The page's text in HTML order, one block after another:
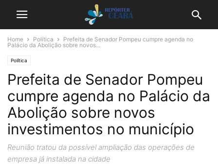
Home Política
Prefeita de Senador Pompeu cumpre agenda no
Palácio da Abolição sobre novos...
Política
Prefeita de Senador Pompeu
cumpre agenda no Palácio da
Abolição sobre novos
investimentos no município
Reunião tratou da possível ampliação das operações de
empresa já instalada na cidade